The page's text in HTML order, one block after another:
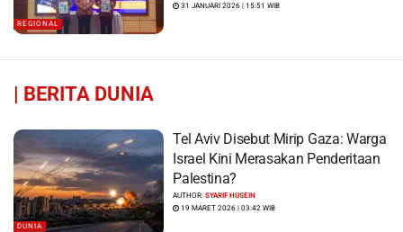
REGIONAL
31 JANUARI 2026 | 15:51 WIB
| BERITA DUNIA
DUNIA
Tel Aviv Disebut Mirip Gaza: Warga
Israel Kini Merasakan Penderitaan
Palestina?
AUTHOR:SYARIF HUSEIN
19 MARET 2026 | 03:42 WIB